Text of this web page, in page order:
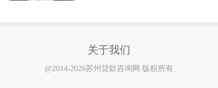
关于我们
@2014-2026苏州贷款咨询网 版权所有